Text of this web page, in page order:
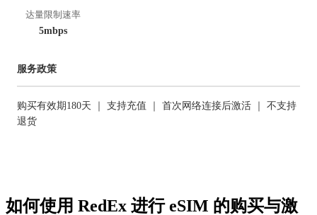
达量限制速率
5mbps
服务政策
购买有效期180天 ｜ 支持充值 ｜ 首次网络连接后激活 ｜ 不支持
退货
如何使用 RedEx 进行 eSIM 的购买与激